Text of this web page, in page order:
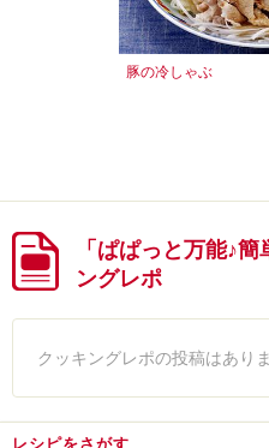
豚の冷しゃぶ
「ぱぱっと万能♪
ングレポ
クッキングレポの投稿はあり
レシピをさがす